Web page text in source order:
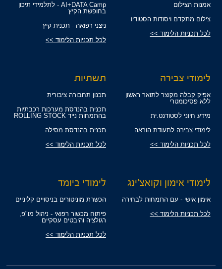
אמנות הצילום
צילום מתקדם ויסודות הסטודיו
לכל תכניות הלימוד >>
AI+DATA Camp - לתלמידי תיכון
בחופשת הקיץ
ניצני רפואה - תכנית קיץ
לכל תכניות הלימוד >>
לימודי צבירה
אפיק קבלה מקוצר לתואר ראשון
ללא פסיכומטרי
מידע חיוני לסטודנט.ית
לימודי צבירה לתעודת הוראה
לכל תכניות הלימוד >>
תשתיות
תכנון תחבורה ציבורית
תכנית בהנדסת מערכות רכבתיות
בהתמחות נייד ROLLING STOCK
תכנית בהנדסת מסילה
לכל תכניות הלימוד >>
לימודי אימון וקואצ'ינג
אימון אישי - עם התמחות לבחירה
לכל תכניות הלימוד >>
לימודי ביומד
הכשרת מוניטורים בניסויים קליניים
פיתוח מכשור רפואי - ניהול מו"פ,
רגולציה והיבטים עסקיים
לכל תכניות הלימוד >>